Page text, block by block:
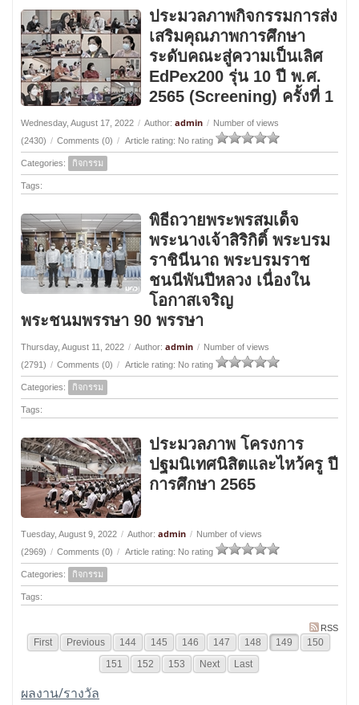
ประมวลภาพกิจกรรมการส่ง
เสริมคุณภาพการศึกษา
ระดับคณะสู่ความเป็นเลิศ
EdPex200 รุ่น 10 ปี พ.ศ.
2565 (Screening) ครั้งที่ 1
Wednesday, August 17, 2022 / Author: admin / Number of views
(2430) / Comments (0) / Article rating: No rating
Categories: กิจกรรม
Tags:
พิธีถวายพระพรสมเด็จ
พระนางเจ้าสิริกิติ์ พระบรม
ราชินีนาถ พระบรมราช
ชนนีพันปีหลวง เนื่องใน
โอกาสเจริญ
พระชนมพรรษา 90 พรรษา
Thursday, August 11, 2022 / Author: admin / Number of views
(2791) / Comments (0) / Article rating: No rating
Categories: กิจกรรม
Tags:
ประมวลภาพ โครงการ
ปฐมนิเทศนิสิตและไหว้ครู ปี
การศึกษา 2565
Tuesday, August 9, 2022 / Author: admin / Number of views
(2969) / Comments (0) / Article rating: No rating
Categories: กิจกรรม
Tags:
RSS
First Previous 144 145 146 147 148 149
150
151
152 153 Next Last
ผลงาน/รางวัล